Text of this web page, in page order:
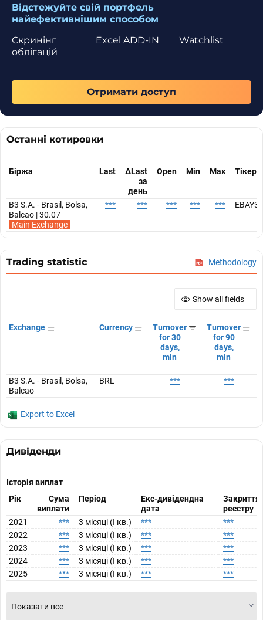
Відстежуйте свій портфель
найефективнішим способом
Скринінг
облігацій
Watchlist
Excel ADD-IN
Отримати доступ
Останні котировки
Біржа Last
ΔLast
за
день
Open Min Max Тікер
B3 S.A. - Brasil, Bolsa,
Balcao | 30.07
Main Exchange
*** *** *** *** *** EBAY34
Trading statistic Methodology
Show all fields
Exchange Currency
Turnover
for 30
days,
mln
Turnover
for 90
days,
mln
B3 S.A. - Brasil, Bolsa,
Balcao
BRL *** ***
Export to Excel
Дивіденди
Історія виплат
Рік
Сума
виплати
Період
Екс-дивідендна
дата
Закриття
реєстру
2021
*** 3 місяці (I кв.) ***
***
2022
*** 3 місяці (I кв.) ***
***
2023
*** 3 місяці (I кв.) ***
***
2024
*** 3 місяці (I кв.) ***
***
2025
*** 3 місяці (I кв.) *** ***
Показати все